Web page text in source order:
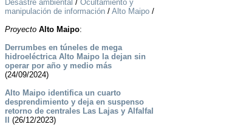
Desastre ambiental / Ocultamiento y
manipulación de información/ Alto Maipo/
Proyecto Alto Maipo:
Derrumbes en túneles de mega
hidroeléctrica Alto Maipo la dejan sin
operar por año y medio más
(24/09/2024)
Alto Maipo identifica un cuarto
desprendimiento y deja en suspenso
retorno de centrales Las Lajas y Alfalfal
(26/12/2023)